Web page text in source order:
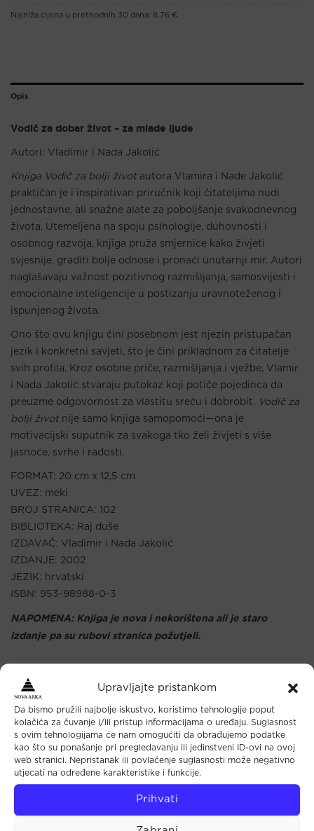
Upravljajte pristankom
Da bismo pružili najbolje iskustvo, koristimo tehnologije poput
kolačića za čuvanje i/ili pristup informacijama o uređaju. Suglasnost
s ovim tehnologijama će nam omogućiti da obrađujemo podatke
kao što su ponašanje pri pregledavanju ili jedinstveni ID-ovi na ovoj
web stranici. Nepristanak ili povlačenje suglasnosti može negativno
utjecati na određene karakteristike i funkcije.
Prihvati
Najniža cijena u prethodnih 30 dana: 8,76 €
Opis
Vodič za dobar život – za mlade ljude
Autori: Vladimir i Nada Jakolić
Knjiga Vodič za bolji životautora Vlamira i Nade Jakolić
praktičan je i inspirativan priručnik koji čitateljima nudi
jednostavne, ali snažne alate za poboljšanje svakodnevnog
života. Utemeljena na spoju psihologije, duhovnosti i
osobnog razvoja, knjiga pruža smjernice kako živjeti
svjesnije, graditi bolje odnose i pronaći unutarnji mir. Autori
naglašavaju važnost pozitivnog razmišljanja, samosvijesti i
emocionalne inteligencije u postizanju uravnoteženog i
ispunjenog života.
Ono što ovu knjigu čini posebnom jest njezin pristupačan
jezik i konkretni savjeti, što je čini prikladnom za čitatelje
svih profila. Kroz osobne priče, razmišljanja i vježbe, Vlamir
i Nada Jakolić stvaraju putokaz koji potiče pojedinca da
preuzme odgovornost za vlastitu sreću i dobrobit. Vodič za
bolji životnije samo knjiga samopomoći—ona je
motivacijski suputnik za svakoga tko želi živjeti s više
jasnoće, svrhe i radosti.
FORMAT: 20 cm x 12,5 cm
UVEZ: meki
BROJ STRANICA: 102
BIBLIOTEKA: Raj duše
IZDAVAČ: Vladimir i Nada Jakolić
IZDANJE: 2002
JEZIK: hrvatski
ISBN: 953-98988-0-3
NAPOMENA: Knjiga je nova i nekorištena ali je staro
izdanje pa su rubovi stranica požutjeli.
Maloprodaja
Tkalčićeva 44 (u prolazu)
10000 Zagreb
Radno vrijeme: